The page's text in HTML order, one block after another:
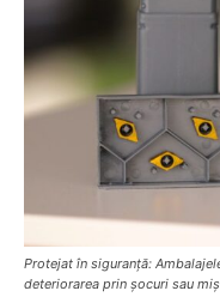
Protejat în siguranță:
deteriorarea prin șocuri sau